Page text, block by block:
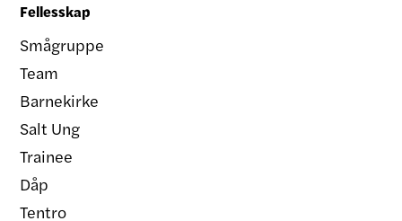
Fellesskap
Smågruppe
Team
Barnekirke
Salt Ung
Trainee
Dåp
Tentro